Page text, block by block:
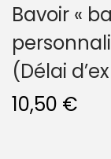
Bavoir «
(Délai
10,50 €